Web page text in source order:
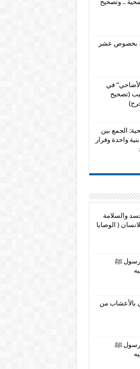
.. وتصحيح
بخصوص عشر
في
(تصحيح
الجمع بين
واحدة وفرار
والسلامة
( الوصايا
ﷺ
بالأعشاب من
ﷺ